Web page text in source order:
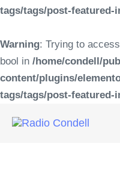
tags/tags/post-featured-
Warning: Trying to
bool in /home/condell/
content/plugins/
tags/tags/post-featured-